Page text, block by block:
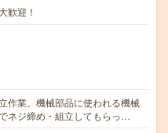
歓迎！
作業。機械部品に使われる機械
ネジ締め・組立してもらっ…